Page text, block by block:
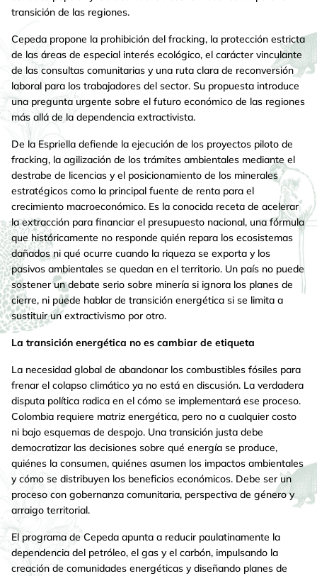
transición de las regiones.
Cepeda propone la prohibición del fracking, la protección estricta
de las áreas de especial interés ecológico, el carácter vinculante
de las consultas comunitarias y una ruta clara de reconversión
laboral para los trabajadores del sector. Su propuesta introduce
una pregunta urgente sobre el futuro económico de las regiones
más allá de la dependencia extractivista.
De la Espriella defiende la ejecución de los proyectos piloto de
fracking, la agilización de los trámites ambientales mediante el
destrabe de licencias y el posicionamiento de los minerales
estratégicos como la principal fuente de renta para el
crecimiento macroeconómico. Es la conocida receta de acelerar
la extracción para financiar el presupuesto nacional, una fórmula
que históricamente no responde quién repara los ecosistemas
dañados ni qué ocurre cuando la riqueza se exporta y los
pasivos ambientales se quedan en el territorio. Un país no puede
sostener un debate serio sobre minería si ignora los planes de
cierre, ni puede hablar de transición energética si se limita a
sustituir un extractivismo por otro.
La transición energética no es cambiar de etiqueta
La necesidad global de abandonar los combustibles fósiles para
frenar el colapso climático ya no está en discusión. La verdadera
disputa política radica en el cómo se implementará ese proceso.
Colombia requiere matriz energética, pero no a cualquier costo
ni bajo esquemas de despojo. Una transición justa debe
democratizar las decisiones sobre qué energía se produce,
quiénes la consumen, quiénes asumen los impactos ambientales
y cómo se distribuyen los beneficios económicos. Debe ser un
proceso con gobernanza comunitaria, perspectiva de género y
arraigo territorial.
El programa de Cepeda apunta a reducir paulatinamente la
dependencia del petróleo, el gas y el carbón, impulsando la
creación de comunidades energéticas y diseñando planes de